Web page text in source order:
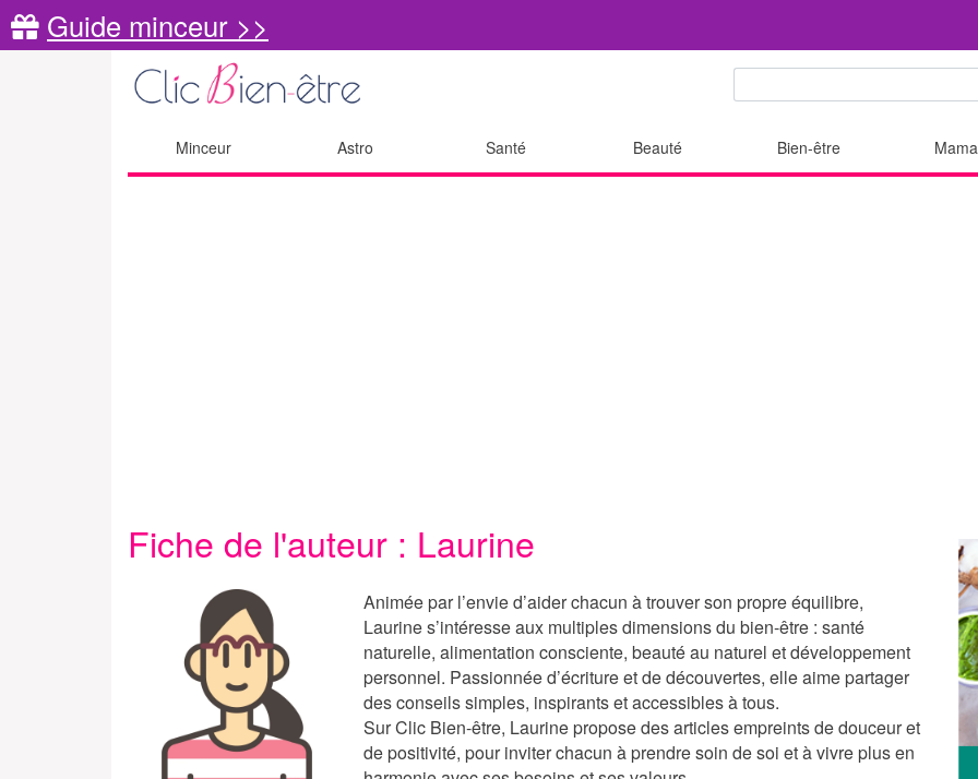
Guide minceur >>
Minceur Astro Santé Beauté Bien-être
Fiche de l'auteur : Laurine
Animée par l’envie d’aider chacun à trouver son propre équilibre,
Laurine s’intéresse aux multiples dimensions du bien-être : santé
naturelle, alimentation consciente, beauté au naturel et développement
personnel. Passionnée d’écriture et de découvertes, elle aime partager
des conseils simples, inspirants et accessibles à tous.
SurClic Bien-être, Laurine propose des articles empreints de douceur et
de positivité, pour inviter chacun à prendre soin de soi et à vivre plus en